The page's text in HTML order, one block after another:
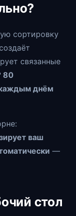
сортировку
связанные
80
каждым днём
ваш
—
стол